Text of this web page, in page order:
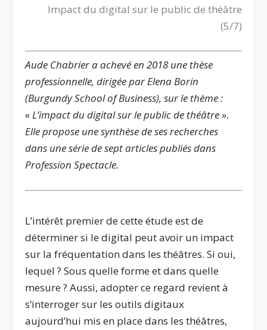
Impact du digital sur le public de théâtre
(5/7)
Aude Chabrier a achevé en 2018 une thèse
professionnelle, dirigée par Elena Borin
(Burgundy School of Business), sur le thème :
« L’impact du digital sur le public de théâtre ».
Elle propose une synthèse de ses recherches
dans une série de sept articles publiés dans
Profession Spectacle.
L’intérêt premier de cette étude est de
déterminer si le digital peut avoir un impact
sur la fréquentation dans les théâtres. Si oui,
lequel ? Sous quelle forme et dans quelle
mesure ? Aussi, adopter ce regard revient à
s’interroger sur les outils digitaux
aujourd’hui mis en place dans les théâtres,